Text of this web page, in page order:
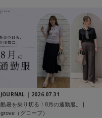
JOURNAL | 2026.07.31
酷暑を乗り切る！8月の通勤服。 |
grove（グローブ）